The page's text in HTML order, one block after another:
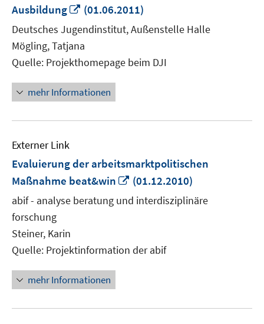
Ausbildung
In
neuem
Fenster
öffnen
(01.06.2011)
Deutsches Jugendinstitut, Außenstelle Halle
Mögling, Tatjana
Quelle: Projekthomepage beim DJI
mehr Informationen
Externer Link
Evaluierung der arbeitsmarktpolitischen
Maßnahme beat&win
In
neuem
Fenster
(01.12.2010)
abif - analyse beratung und interdisziplinäre
forschung
Steiner, Karin
Quelle: Projektinformation der abif
mehr Informationen